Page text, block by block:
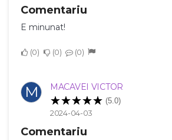
Comentariu
E minunat!
0 0 0
M MACAVEI VICTOR
(5.0)
2024-04-03
Comentariu